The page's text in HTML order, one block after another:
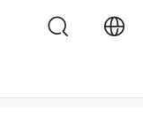
search